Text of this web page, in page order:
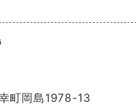
町岡島1978-13